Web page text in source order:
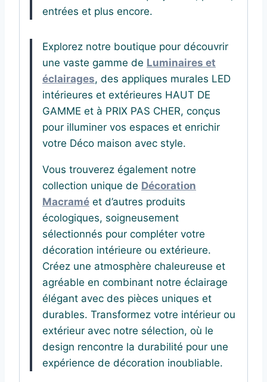
entrées et plus encore.
Explorez notre boutique pour découvrir
une vaste gamme de Luminaires et
éclairages, des appliques murales LED
intérieures et extérieures HAUT DE
GAMME et à PRIX PAS CHER, conçus
pour illuminer vos espaces et enrichir
votre Déco maison avec style.
Vous trouverez également notre
collection unique de Décoration
Macramé et d’autres produits
écologiques, soigneusement
sélectionnés pour compléter votre
décoration intérieure ou extérieure.
Créez une atmosphère chaleureuse et
agréable en combinant notre éclairage
élégant avec des pièces uniques et
durables. Transformez votre intérieur ou
extérieur avec notre sélection, où le
design rencontre la durabilité pour une
expérience de décoration inoubliable.